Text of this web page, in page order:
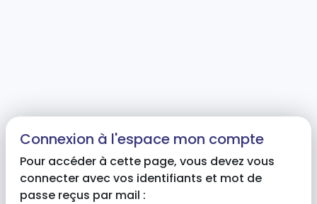
Connexion à l'espace mon compte
Pour accéder à cette page, vous devez vous
connecter avec vos identifiants et mot de
passe reçus par mail :